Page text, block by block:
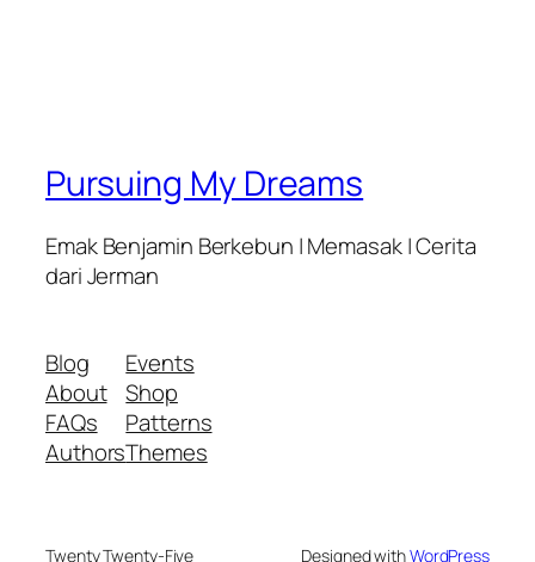
Pursuing My Dreams
Emak Benjamin Berkebun | Memasak | Cerita
dari Jerman
Blog
About
FAQs
Authors
Events
Shop
Patterns
Themes
Twenty Twenty-Five Designed withWordPress